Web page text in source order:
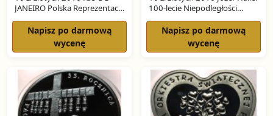
JANEIRO Polska Reprezentacja
Olimpijska SREBRO
Napisz po darmową
wycenę
100-lecie Niepodległości
SREBRO
Napisz po darmową
wycenę